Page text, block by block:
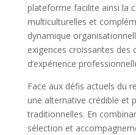
plateforme facilite ainsi la
multiculturelles et
dynamique
exigences croissantes des
d’expérience
Face aux défis actuels du
une alternative crédible et
traditionnelles. En
sélection et